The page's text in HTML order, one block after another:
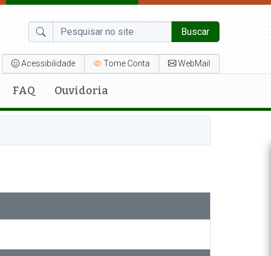
Buscar
Acessibilidade Tome Conta WebMail
FAQ Ouvidoria